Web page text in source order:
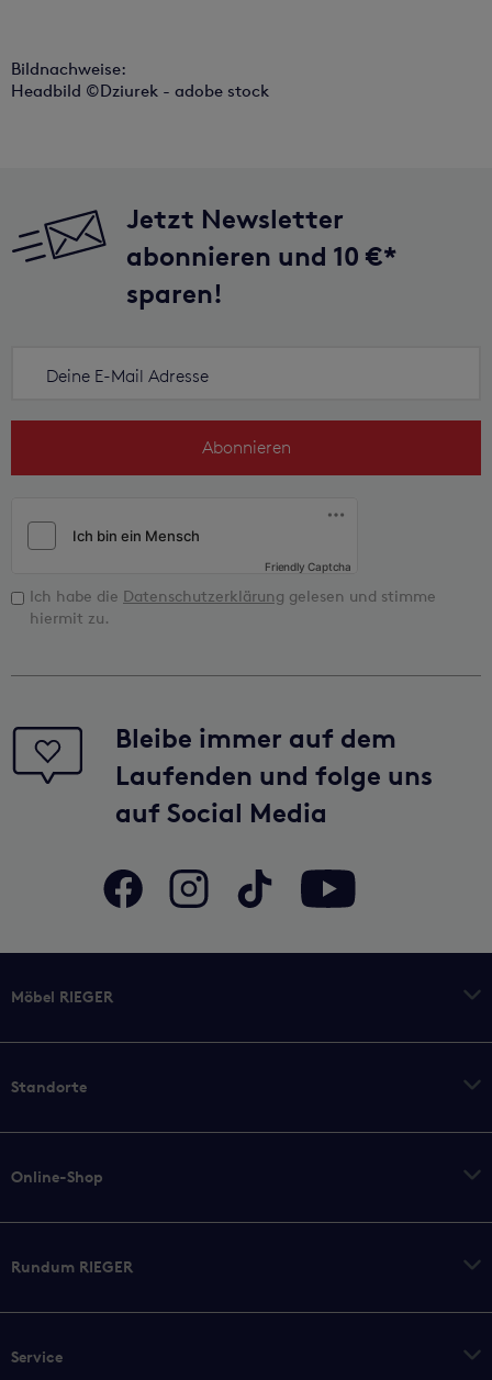
Bildnachweise:
Headbild ©Dziurek - adobe stock
Jetzt Newsletter
abonnieren und 10 €*
sparen!
Abonnieren
Friendly Captcha
Ich habe die Datenschutzerklärung gelesen und stimme
hiermit zu.
Bleibe immer auf dem
Laufenden und folge uns
auf Social Media
Möbel RIEGER
Standorte
Online-Shop
Rundum RIEGER
Service